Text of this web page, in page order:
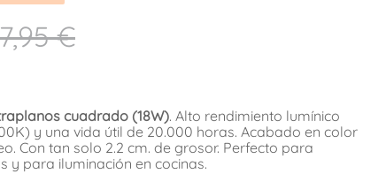
€
cuadrado (18W). Alto rendimiento lumínico
y una vida útil de 20.000 horas. Acabado en color
Con tan solo 2.2 cm. de grosor. Perfecto para
y para iluminación en cocinas.